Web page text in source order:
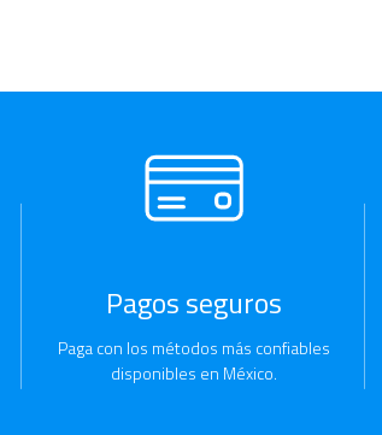
Pagos seguros
Paga con los métodos más confiables
disponibles en México.